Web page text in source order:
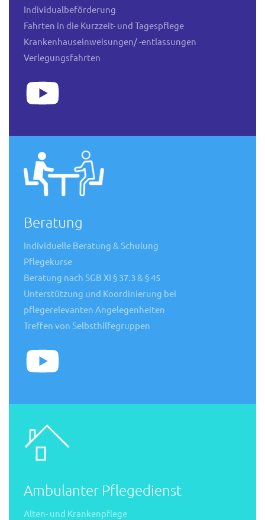
Individualbeförderung
Fahrten in die Kurzzeit- und Tagespflege
Krankenhauseinweisungen/ -entlassungen
Verlegungsfahrten
Beratung
Individuelle Beratung & Schulung
Pflegekurse
Beratung nach SGB XI § 37.3 & § 45
Unterstützung und Koordinierung bei
pflegerelevanten Angelegenheiten
Treffen von Selbsthilfegruppen
Ambulanter Pflegedienst
Alten- und Krankenpflege